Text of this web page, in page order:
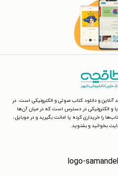
آنلاین و دانلود کتاب صوتی و الکترونیکی است. در
و الکترونیکی در دسترس است که در میان آن‌ها
را خریداری کرده یا امانت بگیرید و در موبایل،
بخوانید و بشنوید.